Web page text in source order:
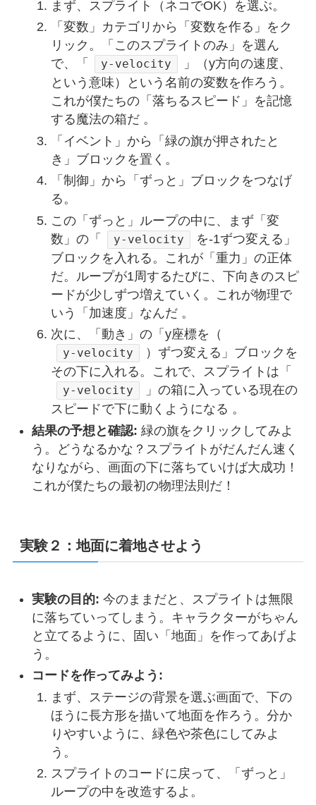
まず、スプライト（ネコでOK）を選ぶ。
「変数」カテゴリから「変数を作る」をク
リック。「このスプライトのみ」を選ん
で、「
y-velocity
」（y方向の速度、
という意味）という名前の変数を作ろう。
これが僕たちの「落ちるスピード」を記憶
する魔法の箱だ 。
「イベント」から「緑の旗が押されたと
き」ブロックを置く。
「制御」から「ずっと」ブロックをつなげ
る。
この「ずっと」ループの中に、まず「変
数」の「
y-velocity
を-1ずつ変える」
ブロックを入れる。これが「重力」の正体
だ。ループが1周するたびに、下向きのスピ
ードが少しずつ増えていく。これが物理で
いう「加速度」なんだ 。
次に、「動き」の「y座標を（
y-velocity
）ずつ変える」ブロックを
その下に入れる。これで、スプライトは「
y-velocity
」の箱に入っている現在の
スピードで下に動くようになる 。
結果の予想と確認: 緑の旗をクリックしてみよ
う。どうなるかな？スプライトがだんだん速く
なりながら、画面の下に落ちていけば大成功！
これが僕たちの最初の物理法則だ！
実験２：地面に着地させよう
実験の目的: 今のままだと、スプライトは無限
に落ちていってしまう。キャラクターがちゃん
と立てるように、固い「地面」を作ってあげよ
う。
コードを作ってみよう:
まず、ステージの背景を選ぶ画面で、下の
ほうに長方形を描いて地面を作ろう。分か
りやすいように、緑色や茶色にしてみよ
う。
スプライトのコードに戻って、「ずっと」
ループの中を改造するよ。